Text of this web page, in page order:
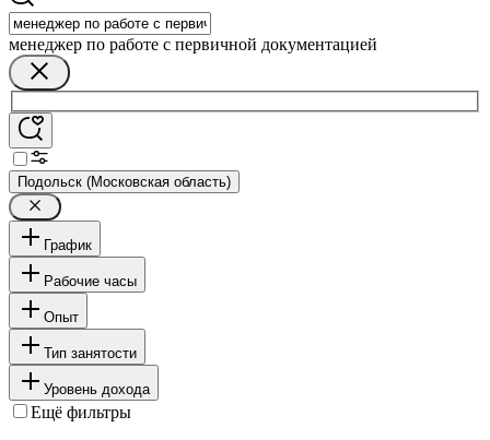
менеджер по работе с первичной документацией
Подольск (Московская область)
График
Рабочие часы
Опыт
Тип занятости
Уровень дохода
Ещё фильтры